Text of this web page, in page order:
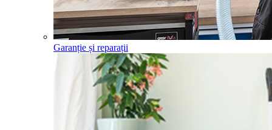
Garanție și reparații